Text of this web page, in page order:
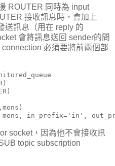
ROUTER 同時為 input
接收訊息時，會加上
送訊息（用在 reply 的
會將訊息送回 sender的問
必須要將前兩個部
mons, in_prefix='in',
socket，因為他不會接收訊
topic subscription